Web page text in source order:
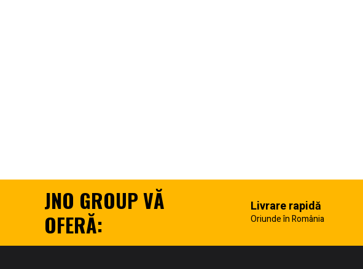
JNO GROUP VĂ
OFERĂ:
Livrare rapidă
Oriunde în România